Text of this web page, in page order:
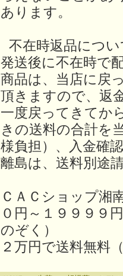
あります。
不在時返品につ
発送後に不在時で
商品は、当店に戻
頂きますので、返
一度戻ってきてか
きの送料の合計を
様負担）、入金確
離島は、送料別途
ＣＡＣショップ湘
０円～１９９９９
のぞく）
２万円で送料無料